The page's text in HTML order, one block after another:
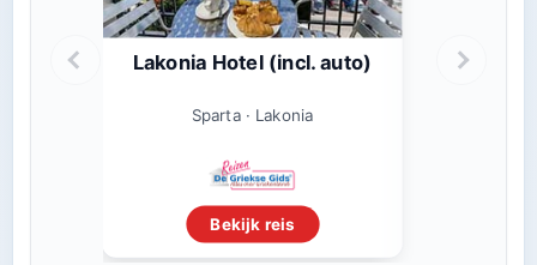
Lakonia Hotel (incl. auto)
Sparta · Lakonia
Bekijk reis